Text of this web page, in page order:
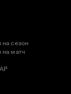
сезон
матч